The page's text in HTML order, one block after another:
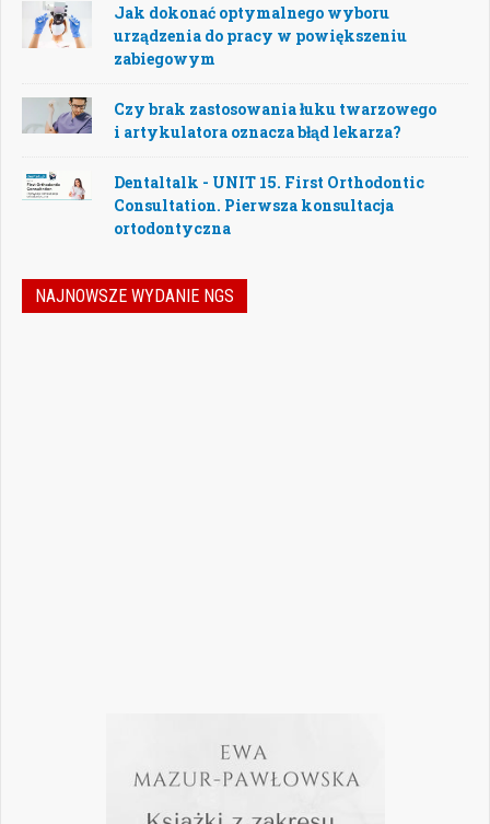
Jak dokonać optymalnego wyboru
urządzenia do pracy w powiększeniu
zabiegowym
Czy brak zastosowania łuku twarzowego
i artykulatora oznacza błąd lekarza?
Dentaltalk - UNIT 15. First Orthodontic
Consultation. Pierwsza konsultacja
ortodontyczna
NAJNOWSZE WYDANIE NGS